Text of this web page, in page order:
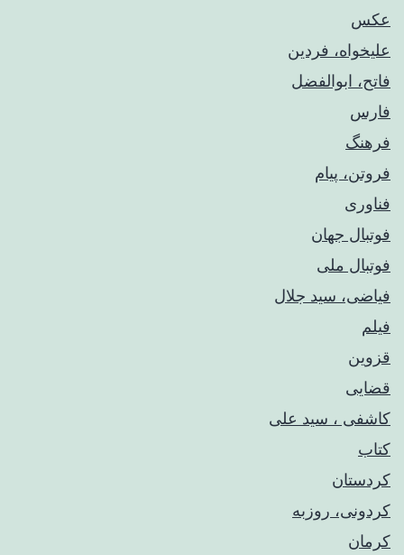
عکس
علیخواه، فردین
فاتح، ابوالفضل
فارس
فرهنگ
فروتن، پیام
فناوری
فوتبال جهان
فوتبال ملی
فیاضی، سید جلال
فیلم
قزوین
قضایی
کاشفی ، سید علی
کتاب
کردستان
کردونی، روزبه
کرمان